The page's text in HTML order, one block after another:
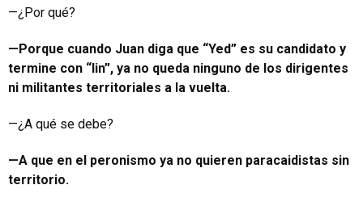
—¿Por qué?
—Porque cuando Juan diga que “Yed” es su candidato y
termine con “lin”, ya no queda ninguno de los dirigentes
ni militantes territoriales a la vuelta.
—¿A qué se debe?
—A que en el peronismo ya no quieren paracaidistas sin
territorio.